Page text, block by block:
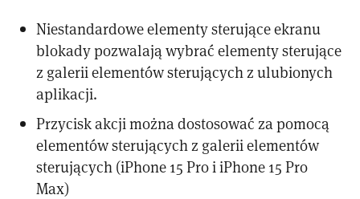
Niestandardowe elementy sterujące ekranu
blokady pozwalają wybrać elementy sterujące
z galerii elementów sterujących z ulubionych
aplikacji.
Przycisk akcji można dostosować za pomocą
elementów sterujących z galerii elementów
sterujących (iPhone 15 Pro i iPhone 15 Pro
Max)